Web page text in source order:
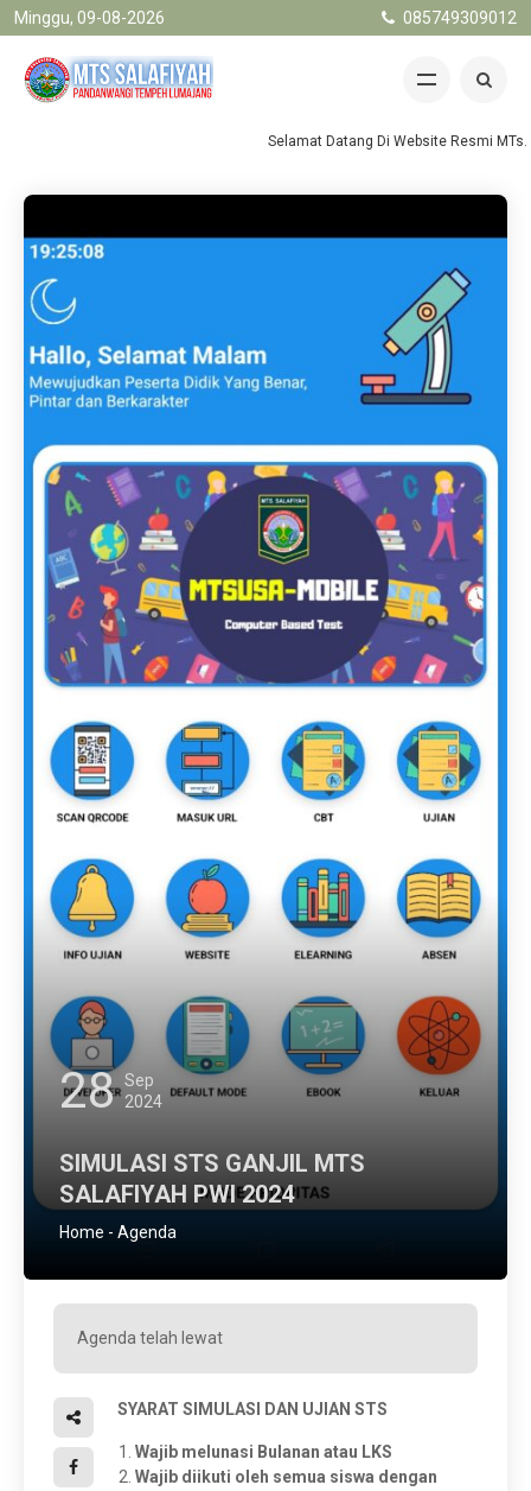
Minggu, 09-08-2026 085749309012
Selamat Datang Di Website Resmi MTs.
28 Sep
2024
SIMULASI STS GANJIL MTS
SALAFIYAH PWI 2024
Home - Agenda
Agenda telah lewat
SYARAT SIMULASI DAN UJIAN STS
Wajib melunasi Bulanan atau LKS
Wajib diikuti oleh semua siswa dengan